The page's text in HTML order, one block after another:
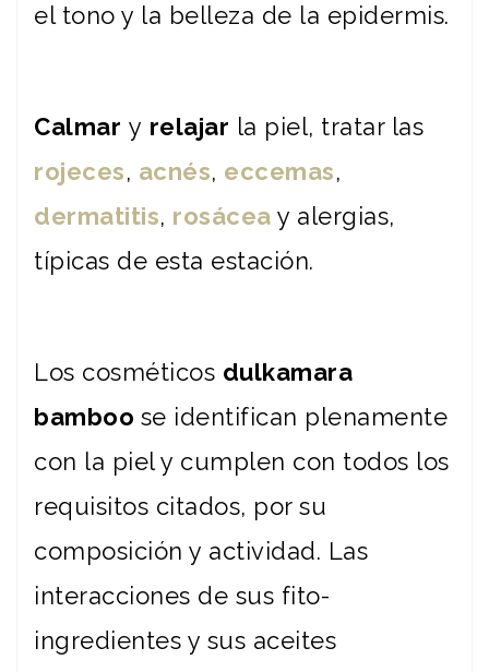
el tono y la belleza de la epidermis.
Calmar y relajar la piel, tratar las
rojeces, acnés, eccemas,
dermatitis, rosácea y alergias,
típicas de esta estación.
Los cosméticos dulkamara
bamboo se identifican plenamente
con la piel y cumplen con todos los
requisitos citados, por su
composición y actividad. Las
interacciones de sus fito-
ingredientes y sus aceites